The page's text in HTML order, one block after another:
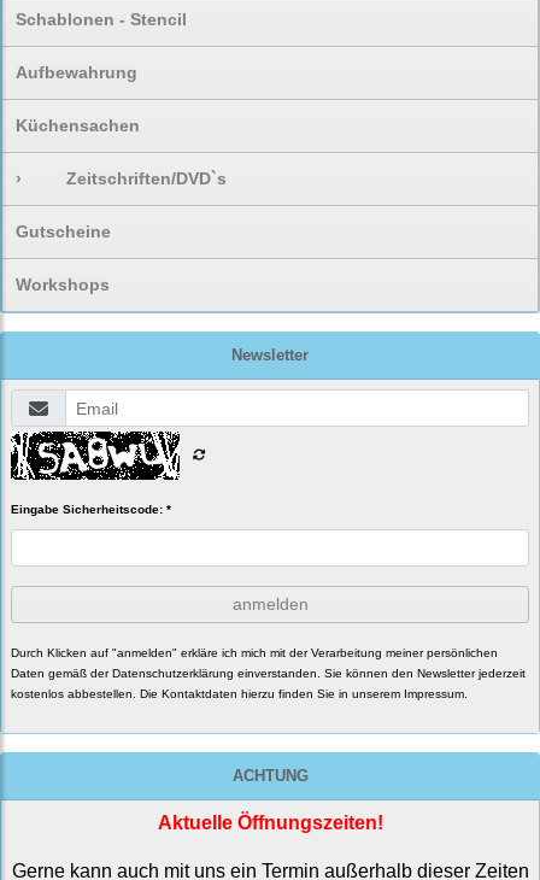
Schablonen - Stencil
Aufbewahrung
Küchensachen
› Zeitschriften/DVD`s
Gutscheine
Workshops
Newsletter
Eingabe Sicherheitscode: *
anmelden
Durch Klicken auf "anmelden" erkläre ich mich mit der Verarbeitung meiner persönlichen
Daten gemäß der Datenschutzerklärung einverstanden. Sie können den Newsletter jederzeit
kostenlos abbestellen. Die Kontaktdaten hierzu finden Sie in unserem Impressum.
ACHTUNG
Aktuelle Öffnungszeiten!
Gerne kann auch mit uns ein Termin außerhalb dieser Zeiten